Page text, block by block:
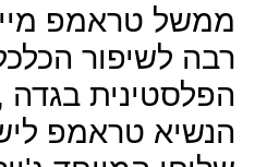
ממשל טראמפ
רבה לשיפור
הפלסטינית בגדה
הנשיא טראמפ